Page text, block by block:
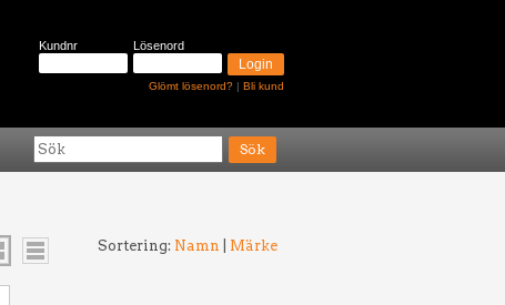
Kundnr Lösenord
Glömt lösenord? | Bli kund
Sortering: Namn Märke